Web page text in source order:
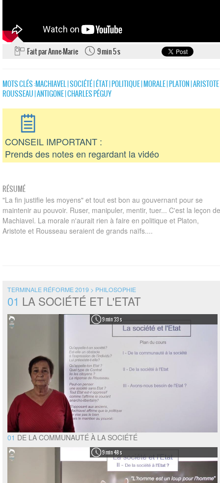
Fait par Anne-Marie 9 min 5 s
MOTS CLÉS :MACHIAVEL|SOCIÉTÉ|ÉTAT|POLITIQUE|MORALE|PLATON|ARISTOTE
ROUSSEAU|ANTIGONE|CHARLES PÉGUY
CONSEIL IMPORTANT :
Prends des notes en regardant la vidéo
RÉSUMÉ
"La fin justifie les moyens" et tout est bon au gouvernant pour se
maintenir au pouvoir. Ruser, manipuler, mentir, tuer... C'est la leçon de
Machiavel. La morale n'aurait rien à faire en politique et Platon,
Aristote et Rousseau seraient de grands naïfs....
TERMINALE RÉFORME 2019 > PHILOSOPHIE
01 LA SOCIÉTÉ ET L'ETAT
9 min 33 s
01 DE LA COMMUNAUTÉ À LA SOCIÉTÉ
9 min 48 s